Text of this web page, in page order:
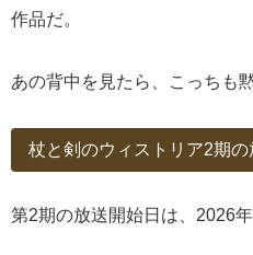
作品だ。
あの背中を見たら、こっちも
杖と剣のウィストリア2期
第2期の放送開始日は、2026年